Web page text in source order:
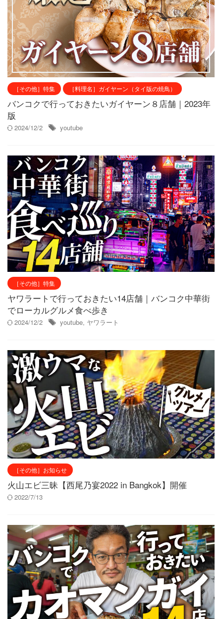
［その他］特集 ［料理名］ガイヤーン（タイ版の焼鳥）
バンコクで行っておきたいガイヤーン８店舗｜2023年
版
2024/12/2 youtube
［その他］特集
ヤワラートで行っておきたい14店舗｜バンコク中華街
でローカルグルメ食べ歩き
2024/12/2 youtube, ヤワラート
［その他］お知らせ
火山エビ三昧【西尾乃宴2022 in Bangkok】開催
2022/7/13